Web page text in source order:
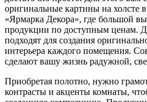
оригинальные картины на холсте
«Ярмарка Декора», где большой
продукции по доступным ценам.
подходят для создания
интерьера каждого помещения.
сделают вашу жизнь радужной,
Приобретая полотно, нужно
контрасты и акценты комнаты,